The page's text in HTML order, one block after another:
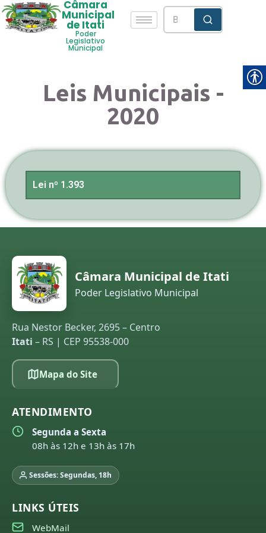
Câmara
Municipal
de Itati
Poder
Legislativo
Municipal
Leis Municipais -
2020
Lei nº 1.393
Câmara Municipal de Itati
Poder Legislativo Municipal
Rua Nestor Becker, 2695 – Centro
Itati – RS | CEP 95538-000
Mapa do Site
ATENDIMENTO
Segunda a Sexta
08h às 12h e 13h às 17h
Sessões: Segundas, 18h
LINKS ÚTEIS
WebMail